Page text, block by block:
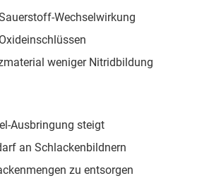
Wechselwirkung
weniger Nitridbildung
Ausbringung steigt
an Schlackenbildnern
zu entsorgen